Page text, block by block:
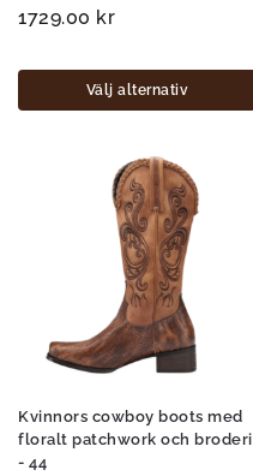
1729.00 kr
Välj alternativ
Kvinnors cowboy boots med
floralt patchwork och broderi
- 44